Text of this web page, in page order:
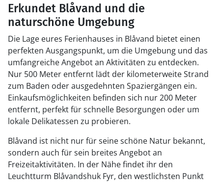
Erkundet Blåvand und die
naturschöne Umgebung
Die Lage eures Ferienhauses in Blåvand bietet einen
perfekten Ausgangspunkt, um die Umgebung und das
umfangreiche Angebot an Aktivitäten zu entdecken.
Nur 500 Meter entfernt lädt der kilometerweite Strand
zum Baden oder ausgedehnten Spaziergängen ein.
Einkaufsmöglichkeiten befinden sich nur 200 Meter
entfernt, perfekt für schnelle Besorgungen oder um
lokale Delikatessen zu probieren.
Blåvand ist nicht nur für seine schöne Natur bekannt,
sondern auch für sein breites Angebot an
Freizeitaktivitäten. In der Nähe findet ihr den
Leuchtturm Blåvandshuk Fyr, den westlichsten Punkt